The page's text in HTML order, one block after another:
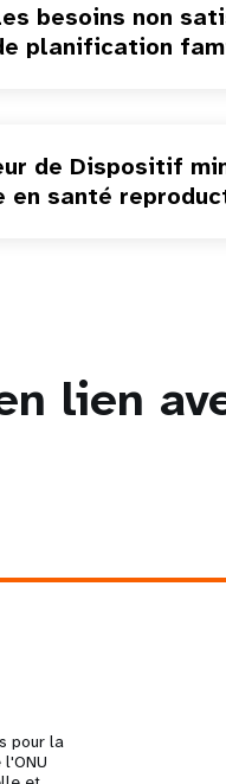
besoins non
planification
de Dispositif
en santé
lien
pour la